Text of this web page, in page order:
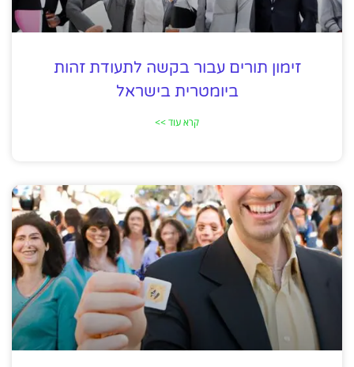
זימון תורים עבור בקשה לתעודת זהות
ביומטרית בישראל
קרא עוד >>